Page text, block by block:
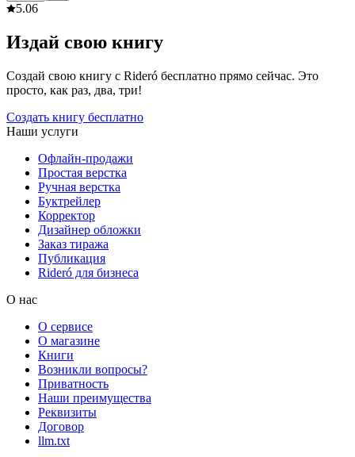
5.06
Издай свою книгу
Создай свою книгу с Rideró бесплатно прямо сейчас. Это
просто, как раз, два, три!
Создать книгу бесплатно
Наши услуги
Офлайн-продажи
Простая верстка
Ручная верстка
Буктрейлер
Корректор
Дизайнер обложки
Заказ тиража
Публикация
Rideró для бизнеса
О нас
О сервисе
О магазине
Книги
Возникли вопросы?
Приватность
Наши преимущества
Реквизиты
Договор
llm.txt